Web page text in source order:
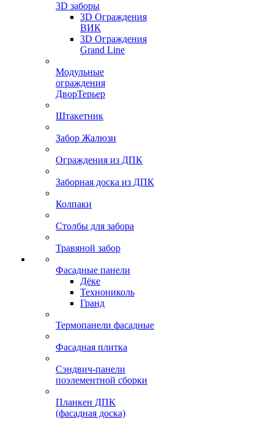
3D заборы
3D Ограждения
ВИК
3D Ограждения
Grand Line
Модульные
ограждения
ДворТерьер
Штакетник
Забор Жалюзи
Ограждения из ДПК
Заборная доска из ДПК
Колпаки
Столбы для забора
Травяной забор
Фасадные панели
Дёке
Технониколь
Гранд
Термопанели фасадные
Фасадная плитка
Сэндвич-панели
поэлементной сборки
Планкен ДПК
(фасадная доска)